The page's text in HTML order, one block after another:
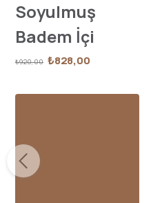
Soyulmuş
Badem İçi
₺920,00 ₺828,00